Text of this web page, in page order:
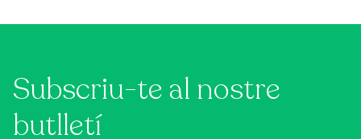
convencionals, aquesta revisió utilitza la
l'estat dels òrgans vitals, el sistema vascular i el
cervell abans que apareguin els primers
símptomes.
Subscriu-te al nostre
butlletí